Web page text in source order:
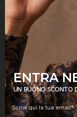
robusta e le
design
FORMA
COLORE
LENTE
UN BUONO SCONTO
ENTRA